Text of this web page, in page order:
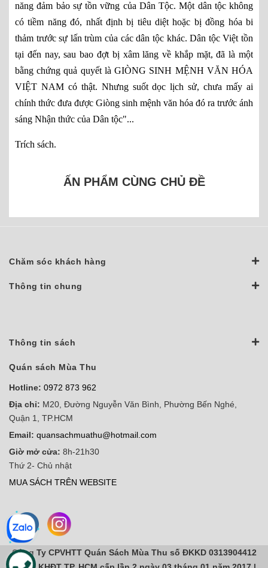
năng đảm bảo sự tồn vững của Dân Tộc. Một dân tộc không
có tiềm năng đó, nhất định bị tiêu diệt hoặc bị đồng hóa bi
thảm trước sự lấn trùm của các dân tộc khác. Dân tộc Việt tồn
tại đến nay, sau bao đợt bị xâm lăng về khắp mặt, đã là một
bằng chứng quả quyết là GIÒNG SINH MỆNH VĂN HÓA
VIỆT NAM có thật. Nhưng suốt dọc lịch sử, chưa mấy ai
chính thức đưa được Giòng sinh mệnh văn hóa đó ra trước ánh
sáng Nhận thức của Dân tộc"...
Trích sách.
ẤN PHẨM CÙNG CHỦ ĐỀ
Chăm sóc khách hàng
Thông tin chung
Thông tin sách
Quán sách Mùa Thu
Hotline: 0972 873 962
Địa chỉ: M20, Đường Nguyễn Văn Bình, Phường Bến Nghé,
Quận 1, TP.HCM
Email: quansachmuathu@hotmail.com
Giờ mở cửa: 8h-21h30
Thứ 2- Chủ nhật
MUA SÁCH TRÊN WEBSITE
Công Ty CPVHTT Quán Sách Mùa Thu số ĐKKD 0313904412